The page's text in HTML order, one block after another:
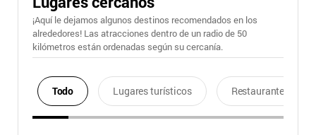
¡Aquí le dejamos algunos destinos recomendados en los
alrededores! Las atracciones dentro de un radio de 50
kilómetros están ordenadas según su cercanía.
Todo Lugares turísticos Restaurantes